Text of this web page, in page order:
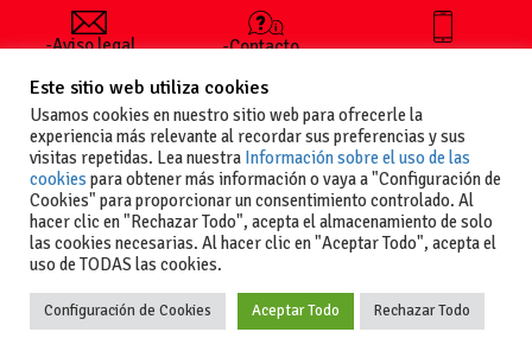
-Aviso legal
generales
de uso
-Política de
privacidad
-Política de
cookies
-Contacto
publicar un
anuncio
-Vende+
+34 627 35
Copyright La guia del motor
Este sitio web utiliza cookies
Usamos cookies en nuestro sitio web para ofrecerle la
experiencia más relevante al recordar sus preferencias y sus
visitas repetidas. Lea nuestra Información sobre el uso de las
cookies para obtener más información o vaya a "Configuración de
Cookies" para proporcionar un consentimiento controlado. Al
hacer clic en "Rechazar Todo", acepta el almacenamiento de solo
las cookies necesarias. Al hacer clic en "Aceptar Todo", acepta el
uso de TODAS las cookies.
Configuración de Cookies Aceptar Todo Rechazar Todo